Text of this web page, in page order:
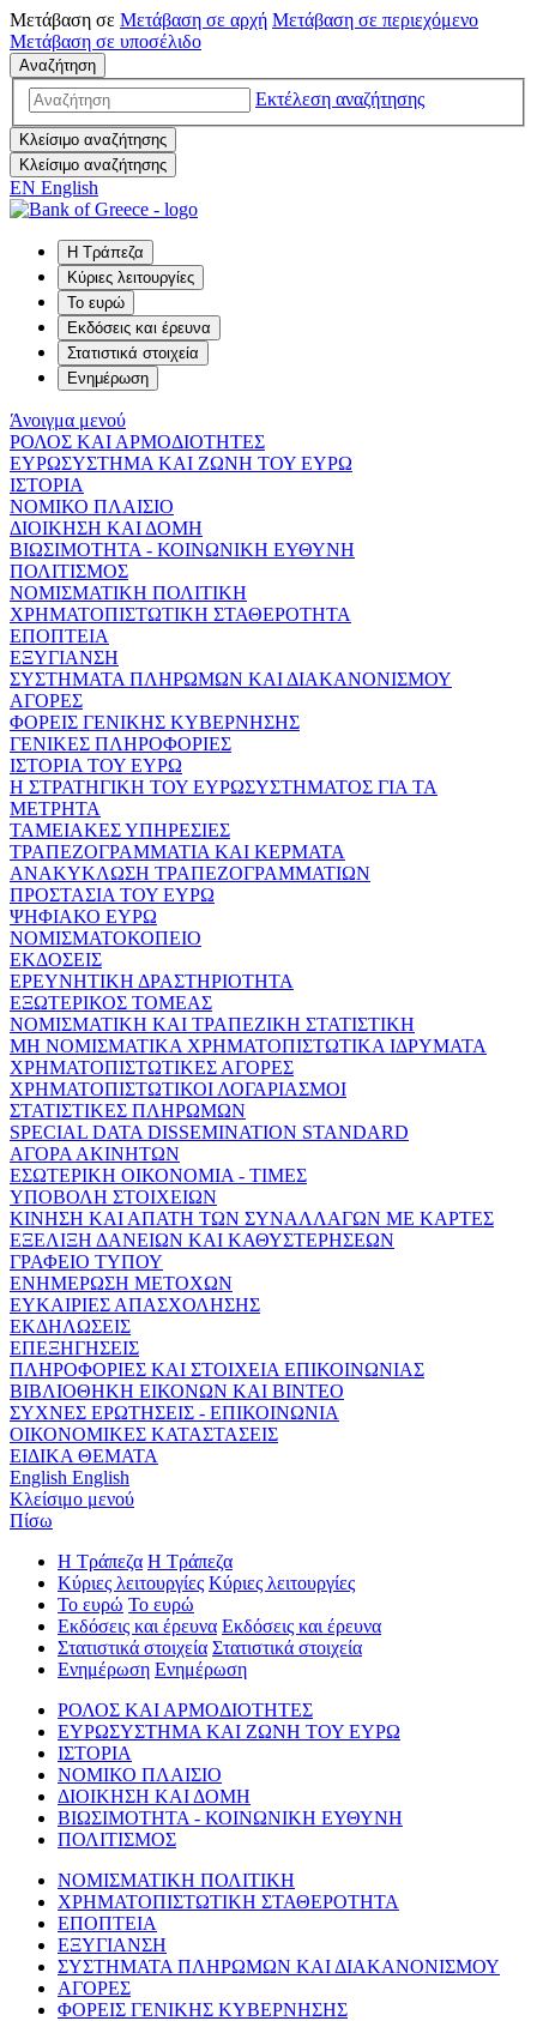
Μετάβαση σε Μετάβαση σε αρχή Μετάβαση σε περιεχόμενο
Μετάβαση σε υποσέλιδο
Αναζήτηση
Εκτέλεση αναζήτησης
Κλείσιμο αναζήτησης
Κλείσιμο αναζήτησης
EN English
Η Τράπεζα
Κύριες λειτουργίες
Το ευρώ
Εκδόσεις και έρευνα
Στατιστικά στοιχεία
Ενημέρωση
Άνοιγμα μενού
ΡΟΛΟΣ ΚΑΙ ΑΡΜΟΔΙΟΤΗΤΕΣ
ΕΥΡΩΣΥΣΤΗΜΑ ΚΑΙ ΖΩΝΗ ΤΟΥ ΕΥΡΩ
ΙΣΤΟΡΙΑ
ΝΟΜΙΚΟ ΠΛΑΙΣΙΟ
ΔΙΟΙΚΗΣΗ ΚΑΙ ΔΟΜΗ
ΒΙΩΣΙΜΟΤΗΤΑ - ΚΟΙΝΩΝΙΚΗ ΕΥΘΥΝΗ
ΠΟΛΙΤΙΣΜΟΣ
ΝΟΜΙΣΜΑΤΙΚΗ ΠΟΛΙΤΙΚΗ
ΧΡΗΜΑΤΟΠΙΣΤΩΤΙΚΗ ΣΤΑΘΕΡΟΤΗΤΑ
ΕΠΟΠΤΕΙΑ
ΕΞΥΓΙΑΝΣΗ
ΣΥΣΤΗΜΑΤΑ ΠΛΗΡΩΜΩΝ ΚΑΙ ΔΙΑΚΑΝΟΝΙΣΜΟΥ
ΑΓΟΡΕΣ
ΦΟΡΕΙΣ ΓΕΝΙΚΗΣ ΚΥΒΕΡΝΗΣΗΣ
ΓΕΝΙΚΕΣ ΠΛΗΡΟΦΟΡΙΕΣ
ΙΣΤΟΡΙΑ ΤΟΥ ΕΥΡΩ
Η ΣΤΡΑΤΗΓΙΚΗ ΤΟΥ ΕΥΡΩΣΥΣΤΗΜΑΤΟΣ ΓΙΑ ΤΑ
ΜΕΤΡΗΤΑ
ΤΑΜΕΙΑΚΕΣ ΥΠΗΡΕΣΙΕΣ
ΤΡΑΠΕΖΟΓΡΑΜΜΑΤΙΑ ΚΑΙ ΚΕΡΜΑΤΑ
ΑΝΑΚΥΚΛΩΣΗ ΤΡΑΠΕΖΟΓΡΑΜΜΑΤΙΩΝ
ΠΡΟΣΤΑΣΙΑ ΤΟΥ ΕΥΡΩ
ΨΗΦΙΑΚΟ ΕΥΡΩ
ΝΟΜΙΣΜΑΤΟΚΟΠΕΙΟ
ΕΚΔΟΣΕΙΣ
ΕΡΕΥΝΗΤΙΚΗ ΔΡΑΣΤΗΡΙΟΤΗΤΑ
ΕΞΩΤΕΡΙΚΟΣ ΤΟΜΕΑΣ
ΝΟΜΙΣΜΑΤΙΚΗ ΚΑΙ ΤΡΑΠΕΖΙΚΗ ΣΤΑΤΙΣΤΙΚΗ
ΜΗ ΝΟΜΙΣΜΑΤΙΚΑ ΧΡΗΜΑΤΟΠΙΣΤΩΤΙΚΑ ΙΔΡΥΜΑΤΑ
ΧΡΗΜΑΤΟΠΙΣΤΩΤΙΚΕΣ ΑΓΟΡΕΣ
ΧΡΗΜΑΤΟΠΙΣΤΩΤΙΚΟΙ ΛΟΓΑΡΙΑΣΜΟΙ
ΣΤΑΤΙΣΤΙΚΕΣ ΠΛΗΡΩΜΩΝ
SPECIAL DATA DISSEMINATION STANDARD
ΑΓΟΡΑ ΑΚΙΝΗΤΩΝ
ΕΣΩΤΕΡΙΚΗ ΟΙΚΟΝΟΜΙΑ - ΤΙΜΕΣ
ΥΠΟΒΟΛΗ ΣΤΟΙΧΕΙΩΝ
ΚΙΝΗΣΗ ΚΑΙ ΑΠΑΤΗ ΤΩΝ ΣΥΝΑΛΛΑΓΩΝ ΜΕ ΚΑΡΤΕΣ
ΕΞΕΛΙΞΗ ΔΑΝΕΙΩΝ ΚΑΙ ΚΑΘΥΣΤΕΡΗΣΕΩΝ
ΓΡΑΦΕΙΟ ΤΥΠΟΥ
ΕΝΗΜΕΡΩΣΗ ΜΕΤΟΧΩΝ
ΕΥΚΑΙΡΙΕΣ ΑΠΑΣΧΟΛΗΣΗΣ
ΕΚΔΗΛΩΣΕΙΣ
ΕΠΕΞΗΓΗΣΕΙΣ
ΠΛΗΡΟΦΟΡΙΕΣ ΚΑΙ ΣΤΟΙΧΕΙΑ ΕΠΙΚΟΙΝΩΝΙΑΣ
ΒΙΒΛΙΟΘΗΚΗ ΕΙΚΟΝΩΝ ΚΑΙ ΒΙΝΤΕΟ
ΣΥΧΝΕΣ ΕΡΩΤΗΣΕΙΣ - ΕΠΙΚΟΙΝΩΝΙΑ
ΟΙΚΟΝΟΜΙΚΕΣ ΚΑΤΑΣΤΑΣΕΙΣ
ΕΙΔΙΚΑ ΘΕΜΑΤΑ
English English
Κλείσιμο μενού
Πίσω
Η Τράπεζα Η Τράπεζα
Κύριες λειτουργίες Κύριες λειτουργίες
Το ευρώ Το ευρώ
Εκδόσεις και έρευνα Εκδόσεις και έρευνα
Στατιστικά στοιχεία Στατιστικά στοιχεία
Ενημέρωση Ενημέρωση
ΡΟΛΟΣ ΚΑΙ ΑΡΜΟΔΙΟΤΗΤΕΣ
ΕΥΡΩΣΥΣΤΗΜΑ ΚΑΙ ΖΩΝΗ ΤΟΥ ΕΥΡΩ
ΙΣΤΟΡΙΑ
ΝΟΜΙΚΟ ΠΛΑΙΣΙΟ
ΔΙΟΙΚΗΣΗ ΚΑΙ ΔΟΜΗ
ΒΙΩΣΙΜΟΤΗΤΑ - ΚΟΙΝΩΝΙΚΗ ΕΥΘΥΝΗ
ΠΟΛΙΤΙΣΜΟΣ
ΝΟΜΙΣΜΑΤΙΚΗ ΠΟΛΙΤΙΚΗ
ΧΡΗΜΑΤΟΠΙΣΤΩΤΙΚΗ ΣΤΑΘΕΡΟΤΗΤΑ
ΕΠΟΠΤΕΙΑ
ΕΞΥΓΙΑΝΣΗ
ΣΥΣΤΗΜΑΤΑ ΠΛΗΡΩΜΩΝ ΚΑΙ ΔΙΑΚΑΝΟΝΙΣΜΟΥ
ΑΓΟΡΕΣ
ΦΟΡΕΙΣ ΓΕΝΙΚΗΣ ΚΥΒΕΡΝΗΣΗΣ